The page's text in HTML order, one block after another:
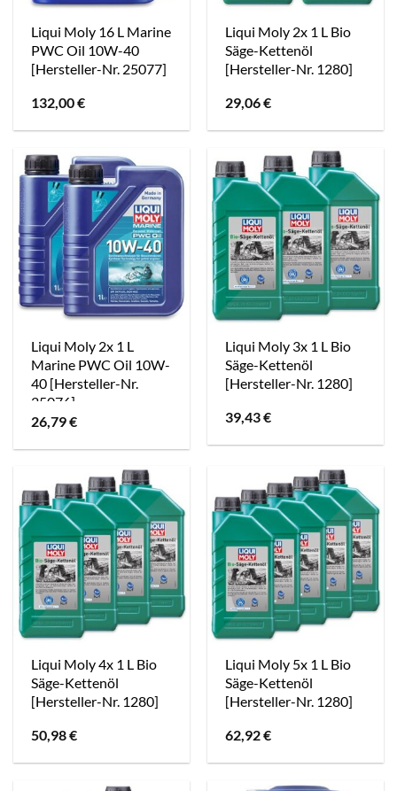
Liqui Moly 16 L Marine
PWC Oil 10W-40
[Hersteller-Nr. 25077]
132,00€
Liqui Moly 2x 1 L Bio
Säge-Kettenöl
[Hersteller-Nr. 1280]
29,06€
Liqui Moly 2x 1 L
Marine PWC Oil 10W-
40 [Hersteller-Nr.
25076]
26,79€
Liqui Moly 3x 1 L Bio
Säge-Kettenöl
[Hersteller-Nr. 1280]
39,43€
Liqui Moly 4x 1 L Bio
Säge-Kettenöl
[Hersteller-Nr. 1280]
50,98€
Liqui Moly 5x 1 L Bio
Säge-Kettenöl
[Hersteller-Nr. 1280]
62,92€